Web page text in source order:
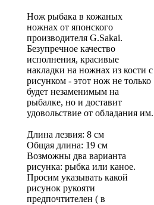
Нож рыбака в кожаных
ножнах от японского
производителя G.Sakai.
Безупречное качество
исполнения, красивые
накладки на ножнах из кости с
рисунком - этот нож не только
будет незаменимым на
рыбалке, но и доставит
удовольствие от обладания им.
Длина лезвия: 8 см
Общая длина: 19 см
Возможны два варианта
рисунка: рыбка или каное.
Просим указывать какой
рисунок рукояти
предпочтителен ( в